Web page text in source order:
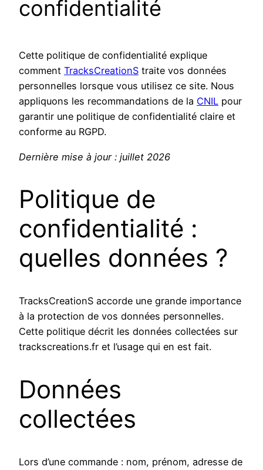
confidentialité
Cette politique de confidentialité explique
comment TracksCreationS traite vos données
personnelles lorsque vous utilisez ce site. Nous
appliquons les recommandations de la CNIL pour
garantir une politique de confidentialité claire et
conforme au RGPD.
Dernière mise à jour : juillet 2026
Politique de
confidentialité :
quelles données ?
TracksCreationS accorde une grande importance
à la protection de vos données personnelles.
Cette politique décrit les données collectées sur
trackscreations.fr et l’usage qui en est fait.
Données
collectées
Lors d’une commande : nom, prénom, adresse de